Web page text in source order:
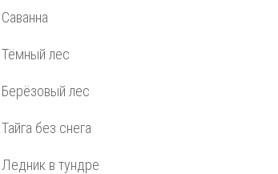
Саванна
Тёмный лес
Берёзовый лес
Тайга без снега
Ледник в тундре